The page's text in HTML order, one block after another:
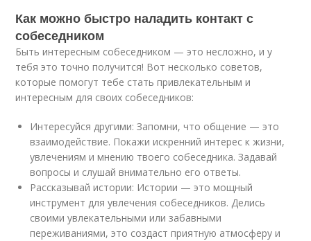
Как можно быстро наладить контакт с
собеседником
Быть интересным собеседником — это несложно, и у
тебя это точно получится! Вот несколько советов,
которые помогут тебе стать привлекательным и
интересным для своих собеседников:
Интересуйся другими: Запомни, что общение — это
взаимодействие. Покажи искренний интерес к жизни,
увлечениям и мнению твоего собеседника. Задавай
вопросы и слушай внимательно его ответы.
Рассказывай истории: Истории — это мощный
инструмент для увлечения собеседников. Делись
своими увлекательными или забавными
переживаниями, это создаст приятную атмосферу и